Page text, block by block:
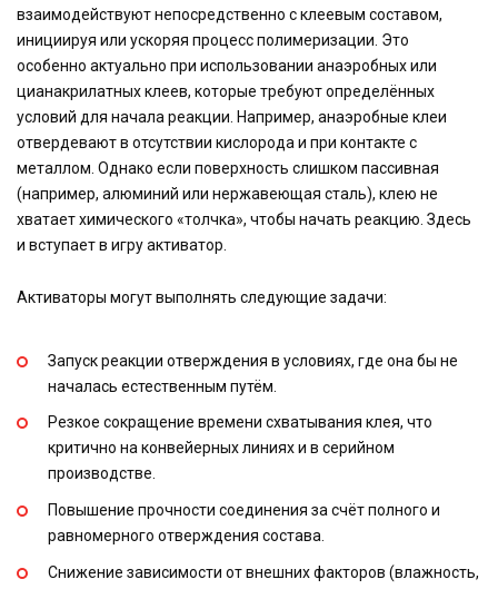
взаимодействуют непосредственно с клеевым составом,
инициируя или ускоряя процесс полимеризации. Это
особенно актуально при использовании анаэробных или
цианакрилатных клеев, которые требуют определённых
условий для начала реакции. Например, анаэробные клеи
отвердевают в отсутствии кислорода и при контакте с
металлом. Однако если поверхность слишком пассивная
(например, алюминий или нержавеющая сталь), клею не
хватает химического «толчка», чтобы начать реакцию. Здесь
и вступает в игру активатор.
Активаторы могут выполнять следующие задачи:
Запуск реакции отверждения в условиях, где она бы не
началась естественным путём.
Резкое сокращение времени схватывания клея, что
критично на конвейерных линиях и в серийном
производстве.
Повышение прочности соединения за счёт полного и
равномерного отверждения состава.
Снижение зависимости от внешних факторов (влажность,